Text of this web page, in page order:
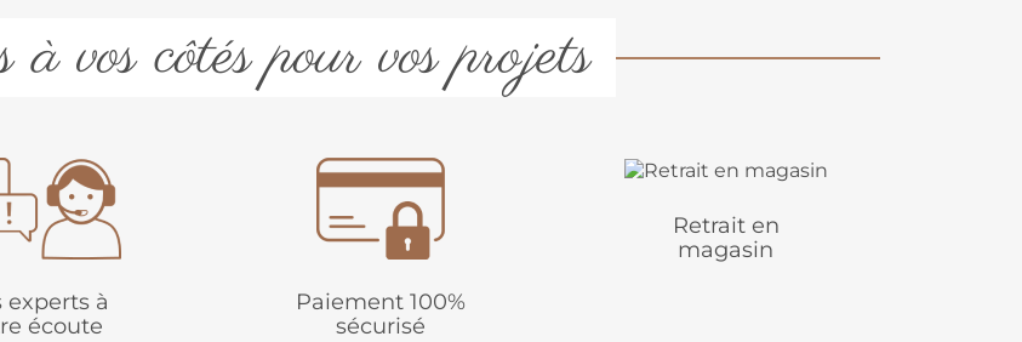
vos côtés pour vos projets
experts à
écoute
Paiement 100%
sécurisé
Retrait en
magasin